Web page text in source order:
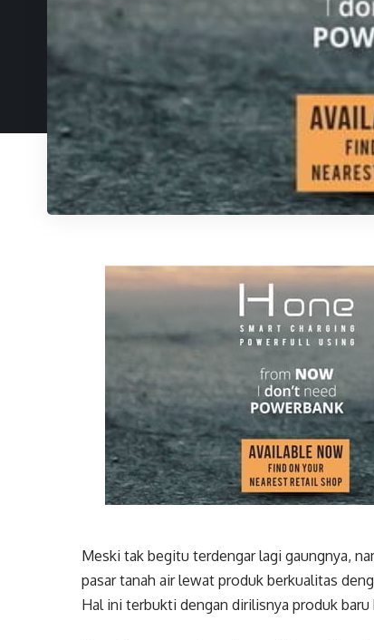
Meski tak begitu terdengar lagi gaungnya,
pasar tanah air lewat produk berkualitas
Hal ini terbukti dengan dirilisnya produk baru